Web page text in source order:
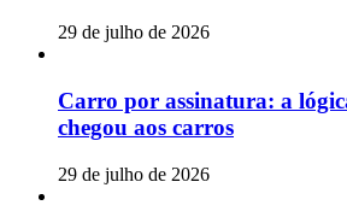
29 de julho de 2026
Carro por assinatura: a
chegou aos carros
29 de julho de 2026